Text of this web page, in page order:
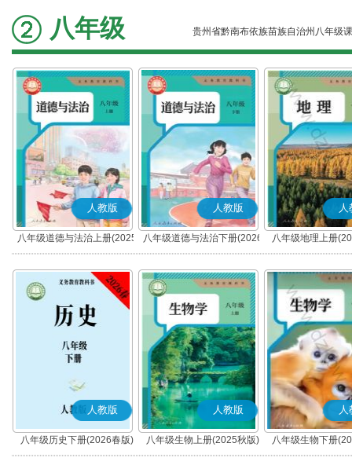
八年级 贵州省黔南布依族苗族自治州八年级
人教版
八年级道德与法治上册(2025
秋版)(部编版)
人教版
八年级道德与法治下册(2026
春版)(部编版)
人
八年级地理上册
人教版
八年级历史下册(2026春版)
(部编版)
人教版
八年级生物上册(2025秋版)
人
八年级生物下册